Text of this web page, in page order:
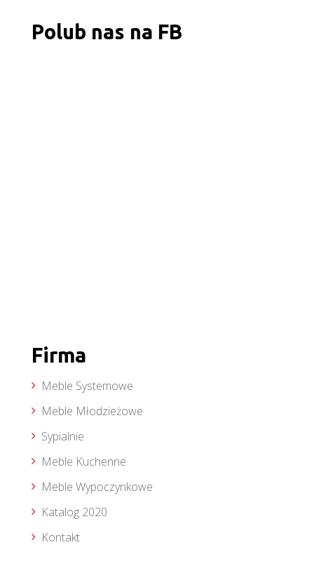
Polub nas na FB
Firma
Meble Systemowe
Meble Młodzieżowe
Sypialnie
Meble Kuchenne
Meble Wypoczynkowe
Katalog 2020
Kontakt